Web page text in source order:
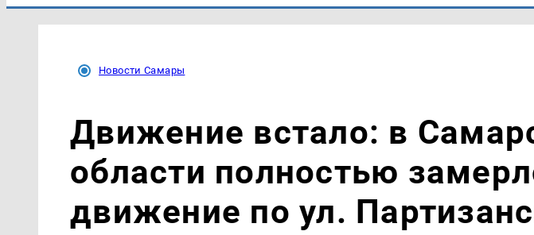
Новости Самары
Движение встало: в
области полностью
движение по ул.